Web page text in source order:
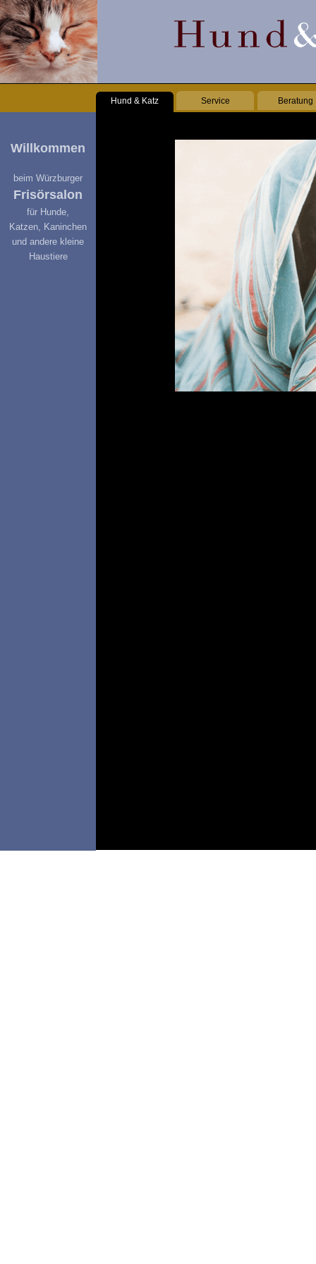
Willkommen
beim Würzburger
Frisörsalon
für Hunde,
Katzen, Kaninchen
und andere kleine
Haustiere
Service Beratung
Hund & Katz